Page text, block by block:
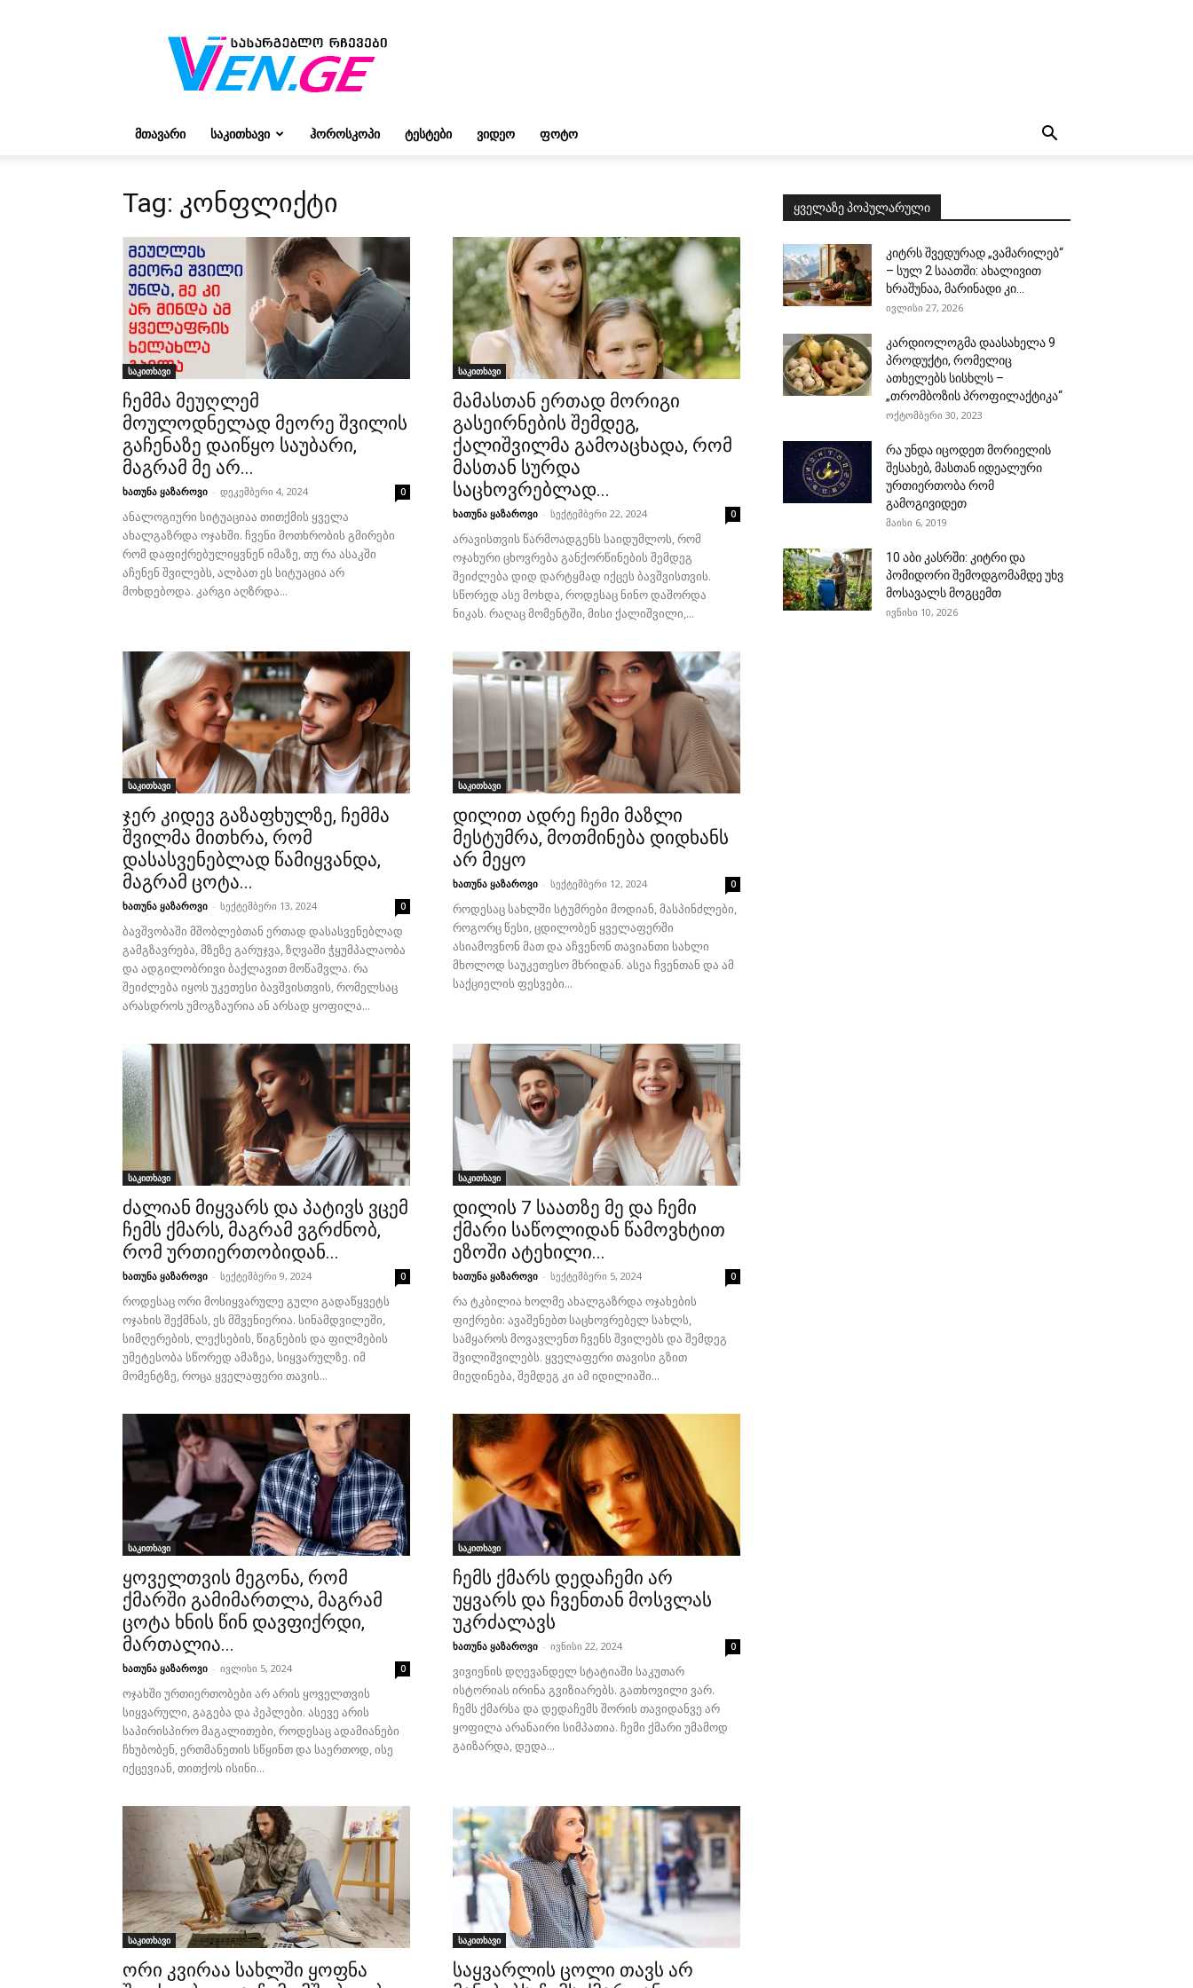
ვივიენისგან
ᲛᲗᲐᲕᲐᲠᲘ ᲡᲐᲙᲘᲗᲮᲐᲕᲘ ᲰᲝᲠᲝᲡᲙᲝᲞᲘ ᲢᲔᲡᲢᲔᲑᲘ ᲕᲘᲓᲔᲝ ᲤᲝᲢᲝ
Tag: კონფლიქტი
საკითხავი
ჩემმა მეუღლემ
მოულოდნელად მეორე შვილის
გაჩენაზე დაიწყო საუბარი,
მაგრამ მე არ...
ხათუნა ყაზაროვი - დეკემბერი 4, 2024 0
ანალოგიური სიტუაციაა თითქმის ყველა
ახალგაზრდა ოჯახში. ჩვენი მოთხრობის გმირები
რომ დაფიქრებულიყვნენ იმაზე, თუ რა ასაკში
აჩენენ შვილებს, ალბათ ეს სიტუაცია არ
მოხდებოდა. კარგი აღზრდა...
საკითხავი
მამასთან ერთად მორიგი
გასეირნების შემდეგ,
ქალიშვილმა გამოაცხადა, რომ
მასთან სურდა
საცხოვრებლად...
ხათუნა ყაზაროვი - სექტემბერი 22, 2024 0
არავისთვის წარმოადგენს საიდუმლოს, რომ
ოჯახური ცხოვრება განქორწინების შემდეგ
შეიძლება დიდ დარტყმად იქცეს ბავშვისთვის.
სწორედ ასე მოხდა, როდესაც ნინო დაშორდა
ნიკას. რაღაც მომენტში, მისი ქალიშვილი,...
საკითხავი
ჯერ კიდევ გაზაფხულზე, ჩემმა
შვილმა მითხრა, რომ
დასასვენებლად წამიყვანდა,
მაგრამ ცოტა...
ხათუნა ყაზაროვი - სექტემბერი 13, 2024 0
ბავშვობაში მშობლებთან ერთად დასასვენებლად
გამგზავრება, მზეზე გარუჯვა, ზღვაში ჭყუმპალაობა
და ადგილობრივი ბაქლავით მოწამვლა. რა
შეიძლება იყოს უკეთესი ბავშვისთვის, რომელსაც
არასდროს უმოგზაურია ან არსად ყოფილა...
საკითხავი
დილით ადრე ჩემი მაზლი
მესტუმრა, მოთმინება დიდხანს
არ მეყო
ხათუნა ყაზაროვი - სექტემბერი 12, 2024 0
როდესაც სახლში სტუმრები მოდიან, მასპინძლები,
როგორც წესი, ცდილობენ ყველაფერში
ასიამოვნონ მათ და აჩვენონ თავიანთი სახლი
მხოლოდ საუკეთესო მხრიდან. ასეა ჩვენთან და ამ
საქციელის ფესვები...
საკითხავი
ძალიან მიყვარს და პატივს ვცემ
ჩემს ქმარს, მაგრამ ვგრძნობ,
რომ ურთიერთობიდან...
ხათუნა ყაზაროვი - სექტემბერი 9, 2024 0
როდესაც ორი მოსიყვარულე გული გადაწყვეტს
ოჯახის შექმნას, ეს მშვენიერია. სინამდვილეში,
სიმღერების, ლექსების, წიგნების და ფილმების
უმეტესობა სწორედ ამაზეა, სიყვარულზე. იმ
მომენტზე, როცა ყველაფერი თავის...
საკითხავი
დილის 7 საათზე მე და ჩემი
ქმარი საწოლიდან წამოვხტით
ეზოში ატეხილი...
ხათუნა ყაზაროვი - სექტემბერი 5, 2024 0
რა ტკბილია ხოლმე ახალგაზრდა ოჯახების
ფიქრები: ავაშენებთ საცხოვრებელ სახლს,
სამყაროს მოვავლენთ ჩვენს შვილებს და შემდეგ
შვილიშვილებს. ყველაფერი თავისი გზით
მიედინება, შემდეგ კი ამ იდილიაში...
საკითხავი
ყოველთვის მეგონა, რომ
ქმარში გამიმართლა, მაგრამ
ცოტა ხნის წინ დავფიქრდი,
მართალია...
ხათუნა ყაზაროვი - ივლისი 5, 2024 0
ოჯახში ურთიერთობები არ არის ყოველთვის
სიყვარული, გაგება და პეპლები. ასევე არის
საპირისპირო მაგალითები, როდესაც ადამიანები
ჩხუბობენ, ერთმანეთის სწყინთ და საერთოდ, ისე
იქცევიან, თითქოს ისინი...
საკითხავი
ჩემს ქმარს დედაჩემი არ
უყვარს და ჩვენთან მოსვლას
უკრძალავს
ხათუნა ყაზაროვი - ივნისი 22, 2024 0
ვივიენის დღევანდელ სტატიაში საკუთარ
ისტორიას ირინა გვიზიარებს. გათხოვილი ვარ.
ჩემს ქმარსა და დედაჩემს შორის თავიდანვე არ
ყოფილა არანაირი სიმპათია. ჩემი ქმარი უმამოდ
გაიზარდა, დედა...
საკითხავი
ორი კვირაა სახლში ყოფნა
საკითხავი
საყვარლის ცოლი თავს არ
ყველაზე პოპულარული
კიტრს შვედურად „ვამარილებ“
– სულ 2 საათში: ახალივით
ხრაშუნაა, მარინადი კი...
ივლისი 27, 2026
კარდიოლოგმა დაასახელა 9
პროდუქტი, რომელიც
ათხელებს სისხლს –
„თრომბოზის პროფილაქტიკა“
ოქტომბერი 30, 2023
რა უნდა იცოდეთ მორიელის
შესახებ, მასთან იდეალური
ურთიერთობა რომ
გამოგივიდეთ
მაისი 6, 2019
10 აბი კასრში: კიტრი და
პომიდორი შემოდგომამდე უხვ
მოსავალს მოგცემთ
ივნისი 10, 2026